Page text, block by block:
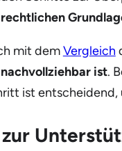
mit demVergleich
nachvollziehbar ist.
ist